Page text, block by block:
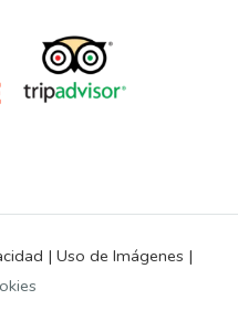
| Uso de Imágenes |